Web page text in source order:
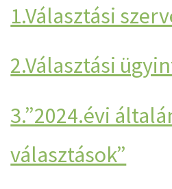
1.Választási
2.Választási
3.”2024.évi
választások”